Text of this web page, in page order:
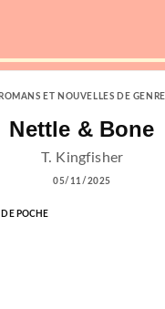
ROMANS ET NOUVELLES DE GENRE
Nettle & Bone
T. Kingfisher
05/11/2025
DE POCHE